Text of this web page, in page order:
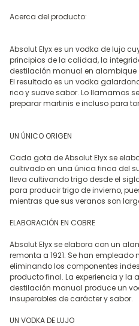
Acerca del producto:
Absolut Elyx es un vodka de lujo
principios de la calidad, la
destilación manual en alambique
El resultado es un vodka
rico y suave sabor. Lo llamamos
preparar martinis e incluso para
UN ÚNICO ORIGEN
Cada gota de Absolut Elyx se
cultivado en una única finca del
lleva cultivando trigo desde el
para producir trigo de invierno,
mientras que sus veranos son
ELABORACIÓN EN COBRE
Absolut Elyx se elabora con un
remonta a 1921. Se han empleado
eliminando los componentes
producto final. La experiencia y la
destilación manual produce un
insuperables de carácter y sabor.
UN VODKA DE LUJO